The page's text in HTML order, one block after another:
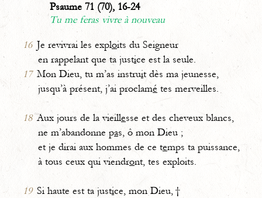
Psaume 71 (70), 16-24
Tu me feras vivre à nouveau
16 Je revivrai les exploits du Seigneur
en rappelant que ta justice est la seule.
17 Mon Dieu, tu m’as instruit dès ma jeunesse,
jusqu’à présent, j’ai proclamé tes merveilles.
18 Aux jours de la vieillesse et des cheveux blancs,
ne m’abandonne pas, ô mon Dieu ;
et je dirai aux hommes de ce temps ta puissance,
à tous ceux qui viendront, tes exploits.
19 Si haute est ta justice, mon Dieu, †